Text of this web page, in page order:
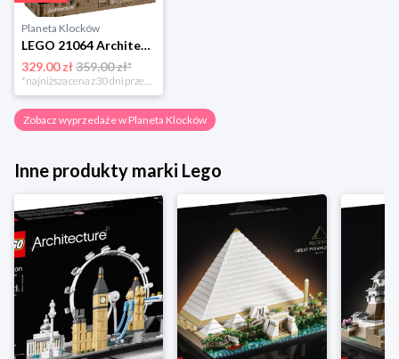
Planeta Klocków
LEGO 21064 Architecture Paryż - miasto miłości Lego
329.00 zł359.00 zł*
*najniższa cena z 30 dni przed obniżką
Zobacz wyprzedaże w Planeta Klocków
Inne produkty marki Lego